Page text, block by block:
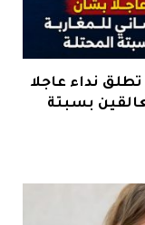
نداء عاجلا
بسبتة